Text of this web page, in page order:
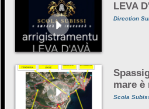
LEVA
Direction
mare è
Scola